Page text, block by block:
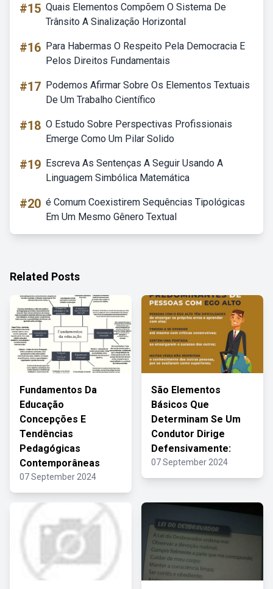
#15 Quais Elementos Compõem O Sistema De
Trânsito A Sinalização Horizontal
#16 Para Habermas O Respeito Pela Democracia E
Pelos Direitos Fundamentais
#17 Podemos Afirmar Sobre Os Elementos Textuais
De Um Trabalho Científico
#18 O Estudo Sobre Perspectivas Profissionais
Emerge Como Um Pilar Solido
#19 Escreva As Sentenças A Seguir Usando A
Linguagem Simbólica Matemática
#20 é Comum Coexistirem Sequências Tipológicas
Em Um Mesmo Gênero Textual
Related Posts
Fundamentos Da
Educação
Concepções E
Tendências
Pedagógicas
Contemporâneas
07 September 2024
São Elementos
Básicos Que
Determinam Se Um
Condutor Dirige
Defensivamente:
07 September 2024